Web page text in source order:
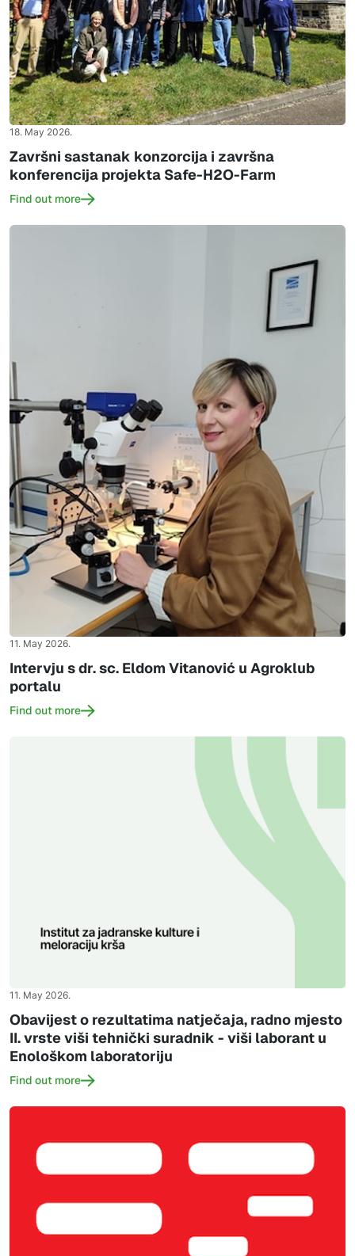
18. May 2026.
Završni sastanak konzorcija i završna
konferencija projekta Safe-H2O-Farm
Find out more
11. May 2026.
Intervju s dr. sc. Eldom Vitanović u Agroklub
portalu
Find out more
11. May 2026.
Obavijest o rezultatima natječaja, radno mjesto
II. vrste viši tehnički suradnik - viši laborant u
Enološkom laboratoriju
Find out more